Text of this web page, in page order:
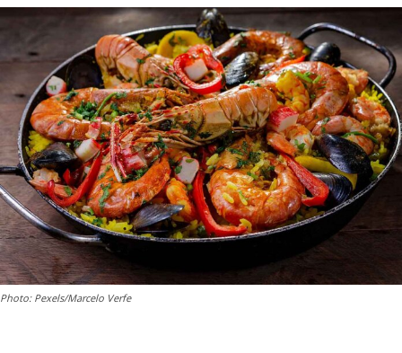
Photo: Pexels/Marcelo Verfe